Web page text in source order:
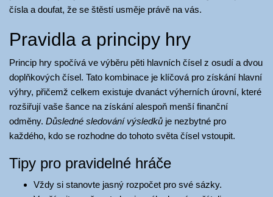
čísla a doufat, že se štěstí usměje právě na vás.
Pravidla a principy hry
Princip hry spočívá ve výběru pěti hlavních čísel z osudí a dvou
doplňkových čísel. Tato kombinace je klíčová pro získání hlavní
výhry, přičemž celkem existuje dvanáct výherních úrovní, které
rozšiřují vaše šance na získání alespoň menší finanční
odměny. Důsledné sledování výsledků je nezbytné pro
každého, kdo se rozhodne do tohoto světa čísel vstoupit.
Tipy pro pravidelné hráče
Vždy si stanovte jasný rozpočet pro své sázky.